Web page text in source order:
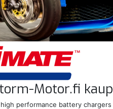
Motor.fi
performance battery